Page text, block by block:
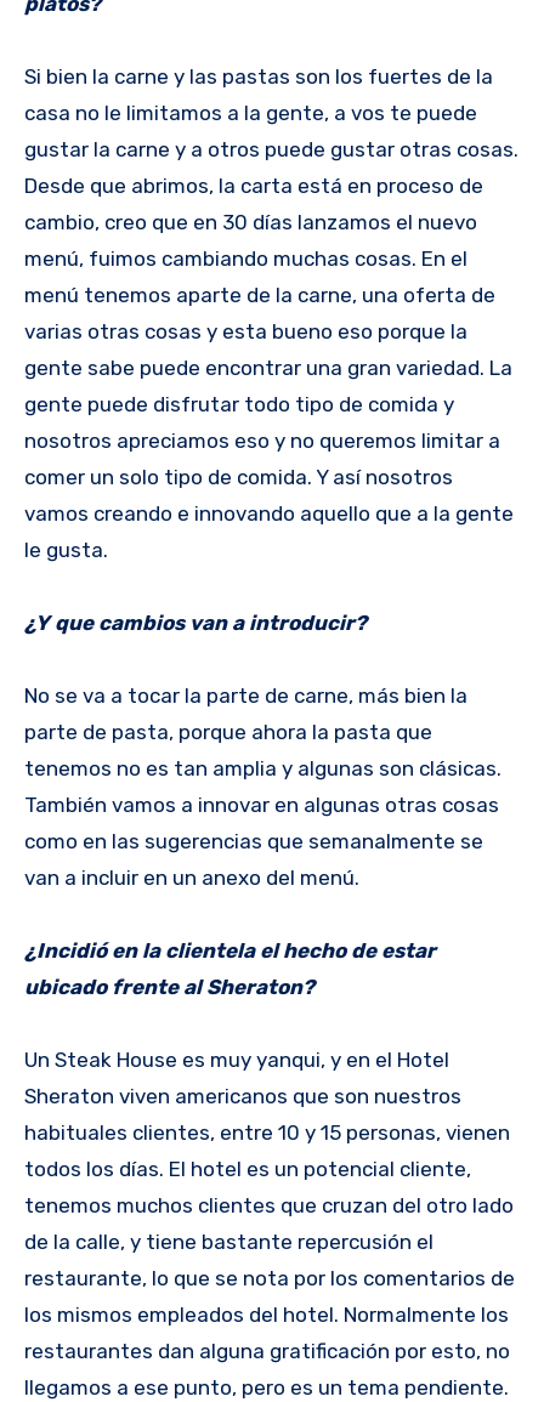
Si bien la carne y las pastas son los fuertes de la
casa no le limitamos a la gente, a vos te puede
gustar la carne y a otros puede gustar otras cosas.
Desde que abrimos, la carta está en proceso de
cambio, creo que en 30 días lanzamos el nuevo
menú, fuimos cambiando muchas cosas. En el
menú tenemos aparte de la carne, una oferta de
varias otras cosas y esta bueno eso porque la
gente sabe puede encontrar una gran variedad. La
gente puede disfrutar todo tipo de comida y
nosotros apreciamos eso y no queremos limitar a
comer un solo tipo de comida. Y así nosotros
vamos creando e innovando aquello que a la gente
le gusta.
¿Y que cambios van a introducir?
No se va a tocar la parte de carne, más bien la
parte de pasta, porque ahora la pasta que
tenemos no es tan amplia y algunas son clásicas.
También vamos a innovar en algunas otras cosas
como en las sugerencias que semanalmente se
van a incluir en un anexo del menú.
¿Incidió en la clientela el hecho de estar
ubicado frente al Sheraton?
Un Steak House es muy yanqui, y en el Hotel
Sheraton viven americanos que son nuestros
habituales clientes, entre 10 y 15 personas, vienen
todos los días. El hotel es un potencial cliente,
tenemos muchos clientes que cruzan del otro lado
de la calle, y tiene bastante repercusión el
restaurante, lo que se nota por los comentarios de
los mismos empleados del hotel. Normalmente los
restaurantes dan alguna gratificación por esto, no
llegamos a ese punto, pero es un tema pendiente.